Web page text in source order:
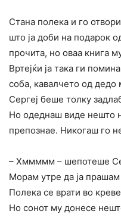
Стана полека и го
што ја доби на подарок
прочита, но оваа книга
Вртејќи ја така ги
соба, кавалчето од
Сергеј беше толку
Но одеднаш виде нешто
препознае. Никогаш го
– Хммммм – шепотеше
Морам утре да ја
Полека се врати во
Но сонот му донесе